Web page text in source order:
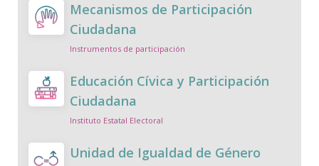
Mecanismos de Participación
Ciudadana
Instrumentos de participación
Educación Cívica y Participación
Ciudadana
Instituto Estatal Electoral
Unidad de Igualdad de Género